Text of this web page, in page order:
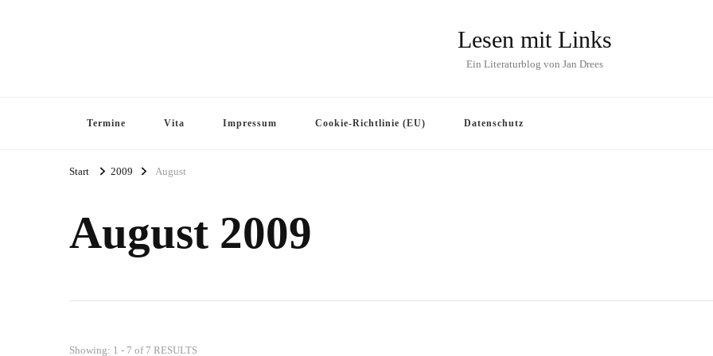
Lesen mit Links
Ein Literaturblog von Jan Drees
Termine Vita Impressum Cookie-Richtlinie (EU) Datenschutz
Start 2009 August
August 2009
Showing: 1 - 7 of 7 RESULTS